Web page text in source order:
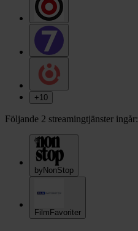
+10
Följande 2 streamingtjänster ingår:
byNonStop
FilmFavoriter